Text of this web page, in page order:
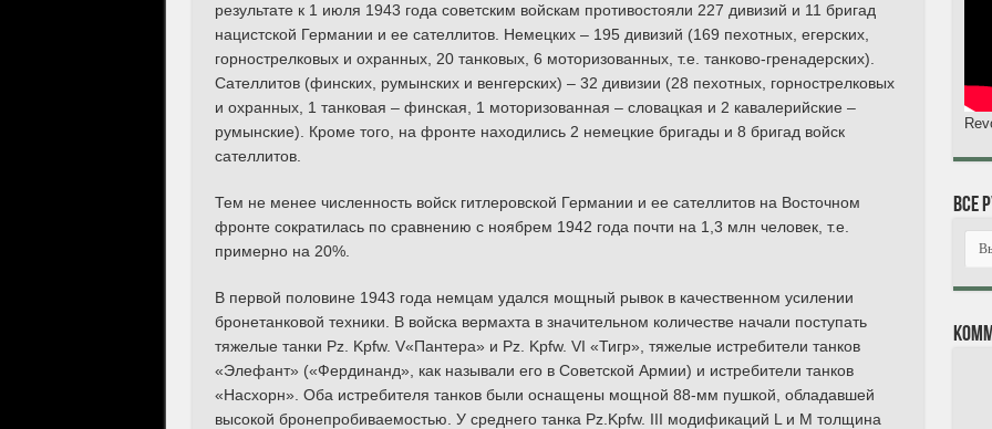
результате к 1 июля 1943 года советским войскам противостояли 227 дивизий и 11 бригад
нацистской Германии и ее сателлитов. Немецких – 195 дивизий (169 пехотных, егерских,
горнострелковых и охранных, 20 танковых, 6 моторизованных, т.е. танково-гренадерских).
Сателлитов (финских, румынских и венгерских) – 32 дивизии (28 пехотных, горнострелковых
и охранных, 1 танковая – финская, 1 моторизованная – словацкая и 2 кавалерийские –
румынские). Кроме того, на фронте находились 2 немецкие бригады и 8 бригад войск
сателлитов.
Тем не менее численность войск гитлеровской Германии и ее сателлитов на Восточном
фронте сократилась по сравнению с ноябрем 1942 года почти на 1,3 млн человек, т.е.
примерно на 20%.
В первой половине 1943 года немцам удался мощный рывок в качественном усилении
бронетанковой техники. В войска вермахта в значительном количестве начали поступать
тяжелые танки Pz. Kpfw. V«Пантера» и Pz. Kpfw. VI «Тигр», тяжелые истребители танков
«Элефант» («Фердинанд», как называли его в Советской Армии) и истребители танков
«Насхорн». Оба истребителя танков были оснащены мощной 88-мм пушкой, обладавшей
высокой бронепробиваемостью. У среднего танка Pz.Kpfw. III модификаций L и M толщина
Все